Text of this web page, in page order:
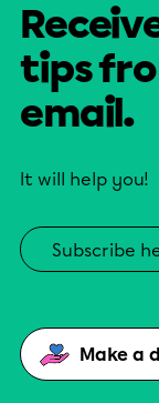
tips
email.
It will help you!
Subscribe
Make a